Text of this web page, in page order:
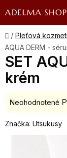
na
obsah
Domov
/ Pleťová
AQUA DERM -
SET
krém
Priemerné
produktu
Neohodnotené
Značka: Utsukusy